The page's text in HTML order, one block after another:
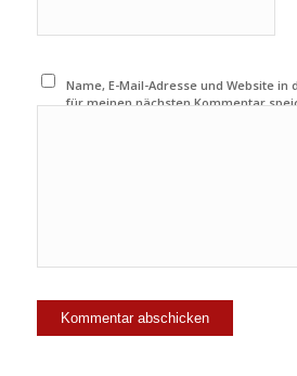
Name, E-Mail-Adresse und Website in
für meinen nächsten Kommentar